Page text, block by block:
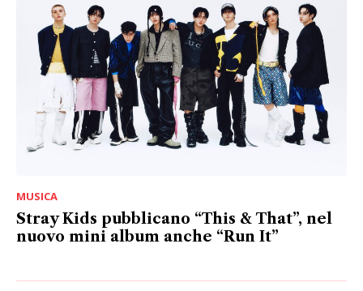
MUSICA
Stray Kids pubblicano “This & That”, nel
nuovo mini album anche “Run It”